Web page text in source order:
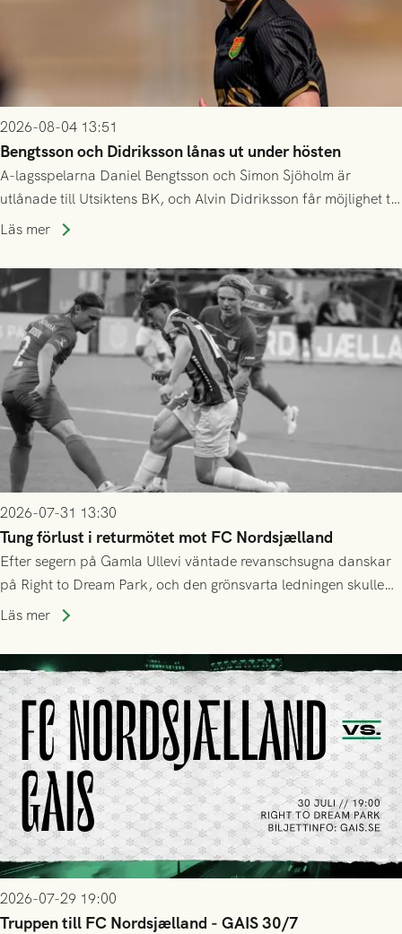
2026-08-04 13:51
Bengtsson och Didriksson lånas ut under hösten
A-lagsspelarna Daniel Bengtsson och Simon Sjöholm är
utlånade till Utsiktens BK, och Alvin Didriksson får möjlighet till
speltid i Hestrafors genom föreningssamarbete.
Läs mer
2026-07-31 13:30
Tung förlust i returmötet mot FC Nordsjælland
Efter segern på Gamla Ullevi väntade revanschsugna danskar
på Right to Dream Park, och den grönsvarta ledningen skulle
upphöra efter mindre än kvarten spelad. På lika mark visade
tennissiffror och det grönsvarta europaäventyret tog slut.
Läs mer
2026-07-29 19:00
Truppen till FC Nordsjælland - GAIS 30/7